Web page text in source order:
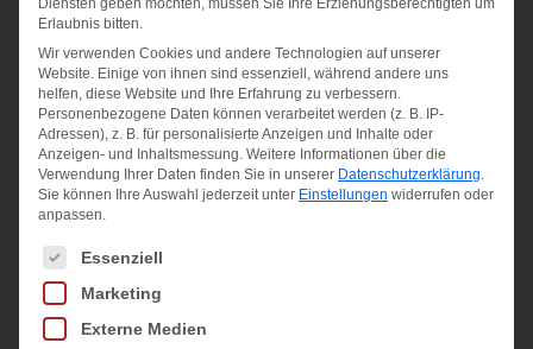
Zurückschnellen" der Saite verleiht dem Ball
eine phänomenale Rotation und sorgt für
einen beispiellosen Top-Spin. Fragen Sie
einfach Rafael Nadal oder noch besser,
seine Gegner!
Material:
Co-Polyester
Ähnliche Produkte
Diensten geben möchten, müssen Sie Ihre Erziehungsberechtigten um
Erlaubnis bitten.
Wir verwenden Cookies und andere Technologien auf unserer
Website. Einige von ihnen sind essenziell, während andere uns
helfen, diese Website und Ihre Erfahrung zu verbessern.
Personenbezogene Daten können verarbeitet werden (z. B. IP-
Adressen), z. B. für personalisierte Anzeigen und Inhalte oder
Anzeigen- und Inhaltsmessung. Weitere Informationen über die
Verwendung Ihrer Daten finden Sie in unserer Datenschutzerklärung.
Sie können Ihre Auswahl jederzeit unter Einstellungen widerrufen oder
anpassen.
Es folgt eine Liste der Service-Gruppen, für die eine
Essenziell
Marketing
Externe Medien